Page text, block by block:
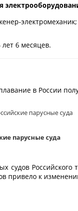
электромеханик;
6 месяцев.
в России
парусные суда
судов
привело к